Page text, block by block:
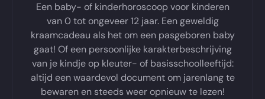
Een baby- of kinderhoroscoop voor kinderen
van 0 tot ongeveer 12 jaar. Een geweldig
kraamcadeau als het om een pasgeboren baby
gaat! Of een persoonlijke karakterbeschrijving
van je kindje op kleuter- of basisschoolleeftijd:
altijd een waardevol document om jarenlang te
bewaren en steeds weer opnieuw te lezen!